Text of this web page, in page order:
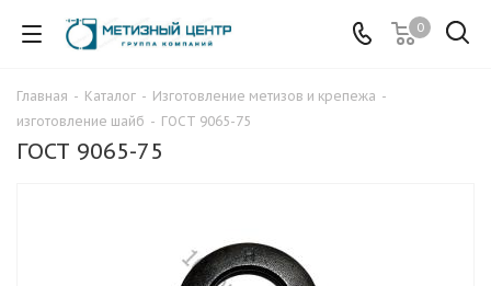
0
Главная - Каталог - Изготовление метизов и крепежа -
изготовление шайб - ГОСТ 9065-75
ГОСТ 9065-75